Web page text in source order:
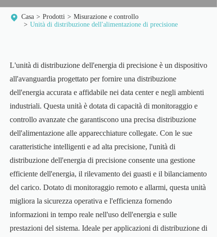
Casa Prodotti
Misurazione e controllo
Unità di distribuzione dell'alimentazione di precisione
L'unità di distribuzione dell'energia di precisione è un dispositivo
all'avanguardia progettato per fornire una distribuzione
dell'energia accurata e affidabile nei data center e negli ambienti
industriali. Questa unità è dotata di capacità di monitoraggio e
controllo avanzate che garantiscono una precisa distribuzione
dell'alimentazione alle apparecchiature collegate. Con le sue
caratteristiche intelligenti e ad alta precisione, l'unità di
distribuzione dell'energia di precisione consente una gestione
efficiente dell'energia, il rilevamento dei guasti e il bilanciamento
del carico. Dotato di monitoraggio remoto e allarmi, questa unità
migliora la sicurezza operativa e l'efficienza fornendo
informazioni in tempo reale nell'uso dell'energia e sulle
prestazioni del sistema. Ideale per applicazioni di distribuzione di